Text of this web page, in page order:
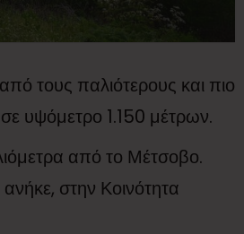
τους παλιότερους και πιο
υψόμετρο 1.150 μέτρων.
από το Μέτσοβο.
στην Κοινότητα